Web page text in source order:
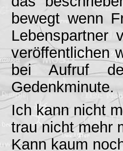
bewegt wenn
Lebenspartner
veröffentlichen
bei Aufruf
Gedenkminute.
Ich kann nicht
trau nicht mehr
Kann kaum